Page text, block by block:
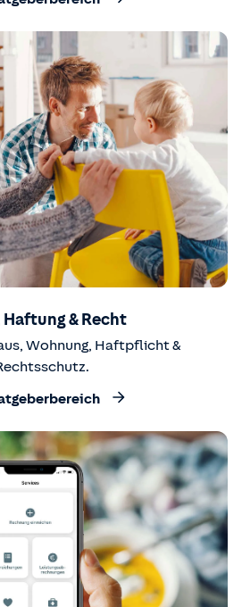
Haftung & Recht
Wohnung, Haftpflicht &